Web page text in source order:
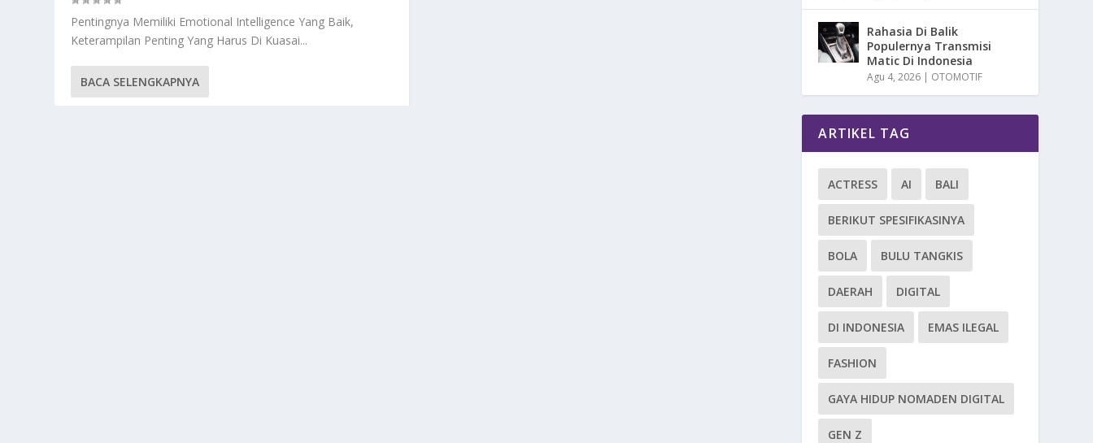
Pentingnya Memiliki Emotional Intelligence Yang Baik,
Keterampilan Penting Yang Harus Di Kuasai...
BACA SELENGKAPNYA
Rahasia Di Balik
Populernya Transmisi
Matic Di Indonesia
Agu 4, 2026 | OTOMOTIF
ARTIKEL TAG
ACTRESS AI BALI
BERIKUT SPESIFIKASINYA
BOLA BULU TANGKIS
DAERAH DIGITAL
DI INDONESIA EMAS ILEGAL
FASHION
GAYA HIDUP NOMADEN DIGITAL
GEN Z